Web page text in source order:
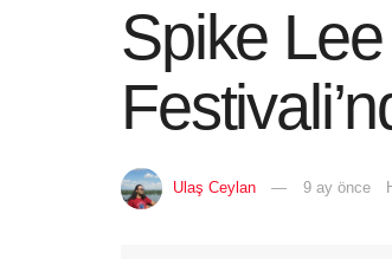
Spike
Ulaş Ceylan 9 ay önce